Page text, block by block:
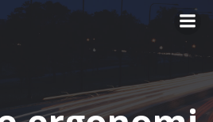
Videre